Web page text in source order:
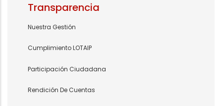
Transparencia
Nuestra Gestión
Cumplimiento LOTAIP
Participación Ciudadana
Rendición De Cuentas